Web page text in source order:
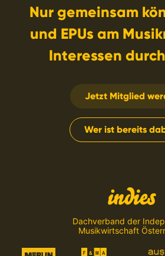
Nur gemeinsam
und EPUs am
Interessen
Jetzt Mitglied
Wer ist bereits
Dachverband der
Musikwirtschaft